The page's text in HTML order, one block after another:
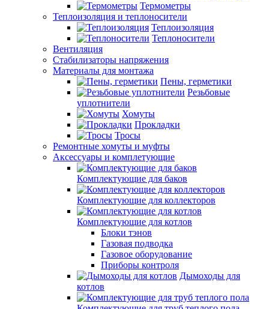
Термометры
Теплоизоляция и теплоносители
Теплоизоляция
Теплоносители
Вентиляция
Стабилизаторы напряжения
Материалы для монтажа
Пены, герметики
Резьбовые
уплотнители
Хомуты
Прокладки
Тросы
Ремонтные хомуты и муфты
Аксессуары и комплетующие
Комплектующие для баков
Комплектующие для коллекторов
Комплектующие для котлов
Блоки тэнов
Газовая подводка
Газовое оборудование
Приборы контроля
Дымоходы для
котлов